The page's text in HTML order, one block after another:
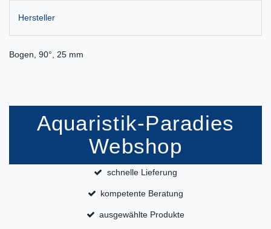
Hersteller
Bogen, 90°, 25 mm
Aquaristik-Paradies
Webshop
schnelle Lieferung
kompetente Beratung
ausgewählte Produkte